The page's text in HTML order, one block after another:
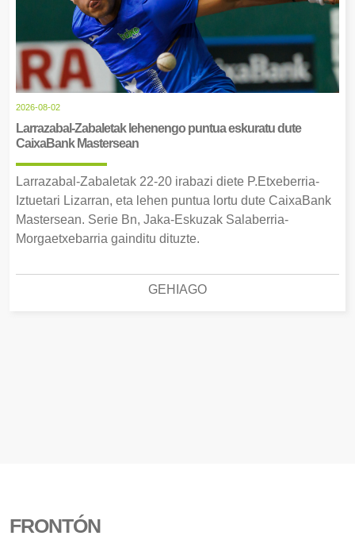
2026-08-02
Larrazabal-Zabaletak lehenengo puntua eskuratu dute
CaixaBank Mastersean
Larrazabal-Zabaletak 22-20 irabazi diete P.Etxeberria-
Iztuetari Lizarran, eta lehen puntua lortu dute CaixaBank
Mastersean. Serie Bn, Jaka-Eskuzak Salaberria-
Morgaetxebarria gainditu dituzte.
GEHIAGO
FRONTÓN